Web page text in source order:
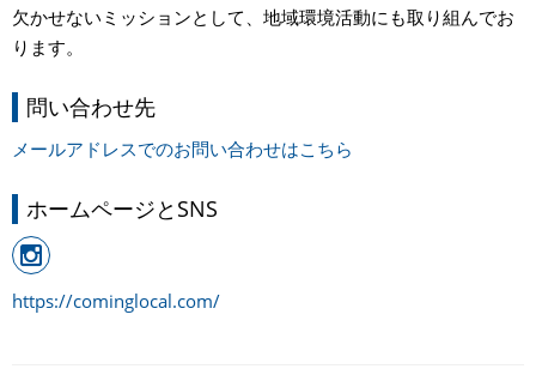
欠かせないミッションとして、地域環境活動にも取り組んでお
ります。
問い合わせ先
メールアドレスでのお問い合わせはこちら
ホームページとSNS
https://cominglocal.com/